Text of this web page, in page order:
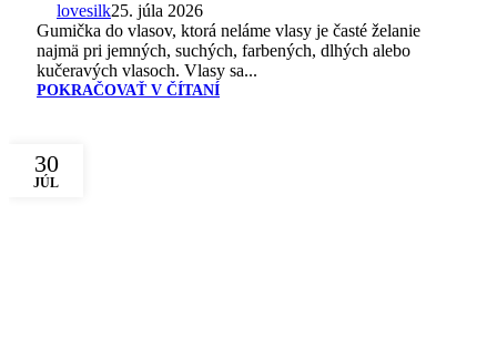
lovesilk25. júla 2026
Gumička do vlasov, ktorá neláme vlasy je časté želanie
najmä pri jemných, suchých, farbených, dlhých alebo
kučeravých vlasoch. Vlasy sa...
POKRAČOVAŤ V ČÍTANÍ
30
JÚL